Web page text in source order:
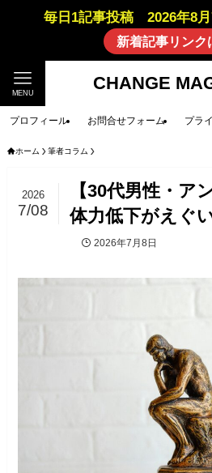
毎日1記事投稿 2026年8
新着記事リンク
CHANGE
MENU
プロフィール お問合せフォーム プラ
ホーム 筆者コラム
【30代男性・ア
体力低下がえぐい
2026
7/08
2026年7月8日